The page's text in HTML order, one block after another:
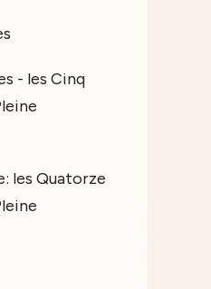
- les Cinq
les Quatorze